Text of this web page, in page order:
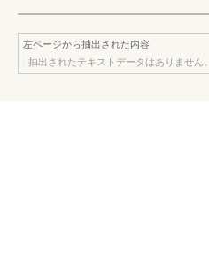
左ページから抽出された内容
抽出されたテキストデータはありません。